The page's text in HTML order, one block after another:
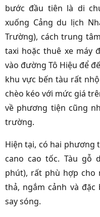
bước đầu tiên là di
xuống Cảng du lịch
Trường), cách trung
taxi hoặc thuê xe máy
vào đường Tô Hiệu để
khu vực bến tàu rất
chèo kéo với mức giá
về phương tiện cũng
trường.
Hiện tại, có hai phương
cano cao tốc. Tàu gỗ
phút), rất phù hợp
thả, ngắm cảnh và
say sóng.